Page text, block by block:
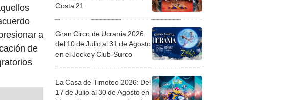
a
de
Costa 21
Gran Circo de Ucrania 2026:
del 10 de Julio al 31 de Agosto
en el Jockey Club-Surco
La Casa de Timoteo 2026: Del
17 de Julio al 30 de Agosto en